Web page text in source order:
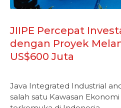
JIIPE Percepat
dengan Proyek
US$600 Juta
Java Integrated Industrial
salah satu Kawasan Ekonomi